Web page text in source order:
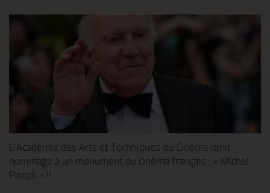
L’Académie des Arts et Techniques du Cinéma rend
hommage à un monument du cinéma français : « Michel
Piccoli » !!